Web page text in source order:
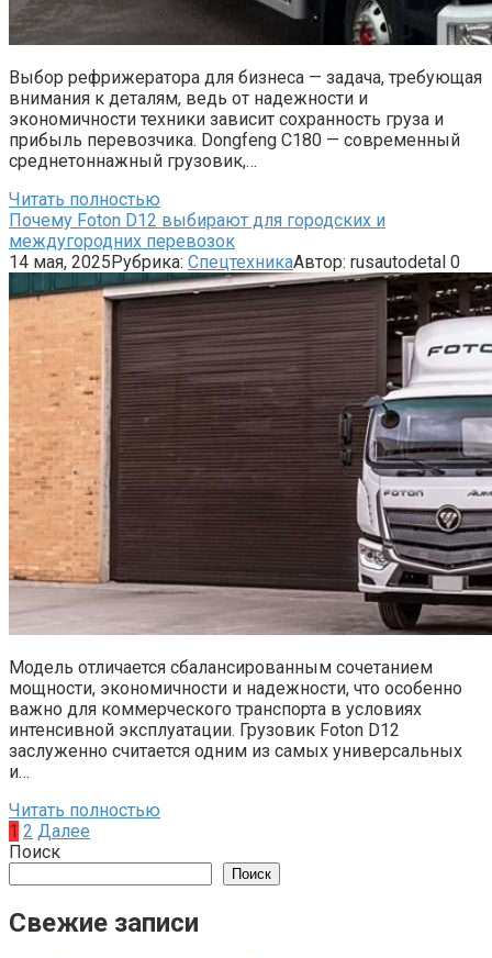
Выбор рефрижератора для бизнеса — задача, требующая
внимания к деталям, ведь от надежности и
экономичности техники зависит сохранность груза и
прибыль перевозчика. Dongfeng C180 — современный
среднетоннажный грузовик,…
Читать полностью
Почему Foton D12 выбирают для городских и
междугородних перевозок
14 мая, 2025Рубрика: СпецтехникаАвтор: rusautodetal 0
Модель отличается сбалансированным сочетанием
мощности, экономичности и надежности, что особенно
важно для коммерческого транспорта в условиях
интенсивной эксплуатации. Грузовик Foton D12
заслуженно считается одним из самых универсальных
и…
Читать полностью
Пагинация
записей
1 2 Далее
Поиск
Поиск
Свежие записи